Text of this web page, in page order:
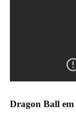
Dragon Ball em